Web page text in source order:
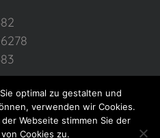
optimal zu gestalten und
verwenden wir Cookies.
Webseite stimmen Sie der
Cookies zu.